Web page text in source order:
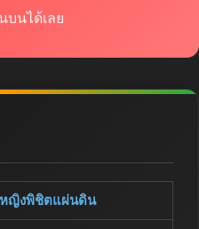
บนได้เลย
ญิงพิชิตแผ่นดิน